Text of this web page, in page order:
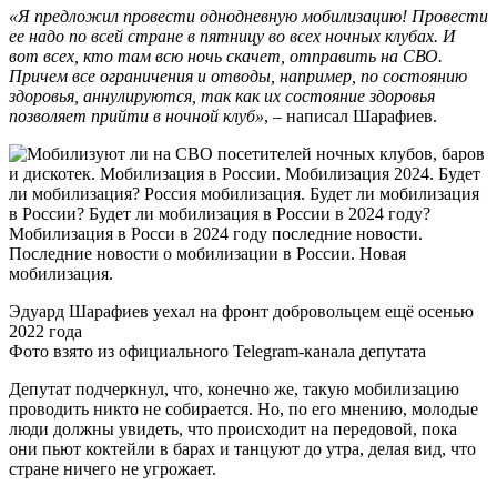
«Я предложил провести однодневную мобилизацию! Провести
ее надо по всей стране в пятницу во всех ночных клубах. И
вот всех, кто там всю ночь скачет, отправить на СВО.
Причем все ограничения и отводы, например, по состоянию
здоровья, аннулируются, так как их состояние здоровья
позволяет прийти в ночной клуб», – написал Шарафиев.
Эдуард Шарафиев уехал на фронт добровольцем ещё осенью
2022 года
Фото взято из официального Telegram-канала депутата
Депутат подчеркнул, что, конечно же, такую мобилизацию
проводить никто не собирается. Но, по его мнению, молодые
люди должны увидеть, что происходит на передовой, пока
они пьют коктейли в барах и танцуют до утра, делая вид, что
стране ничего не угрожает.